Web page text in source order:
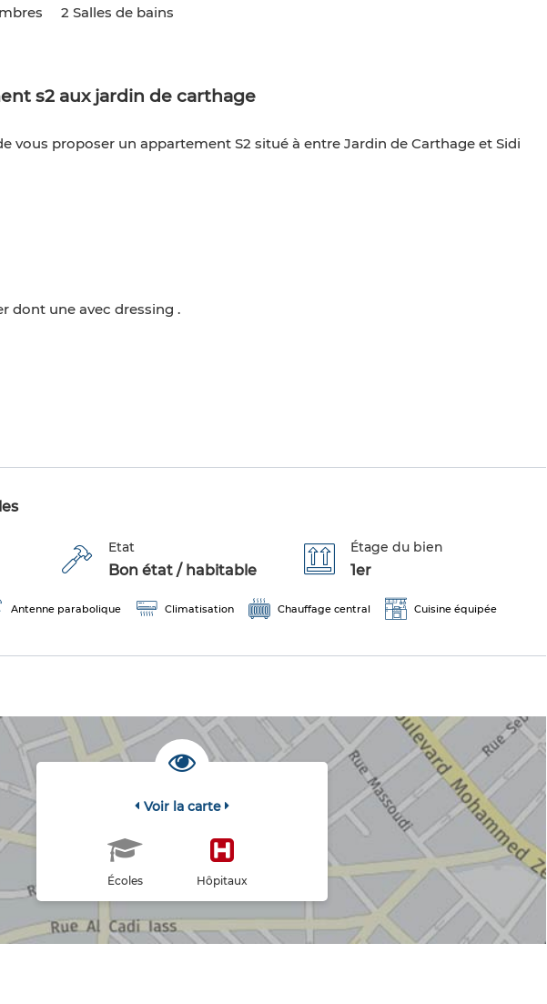
2 Salles de bains
s2 aux jardin de carthage
vous proposer un appartement S2 situé à entre Jardin de Carthage et Sidi
dont une avec dressing .
Etat
Bon état / habitable
Étage du bien
1er
Antenne parabolique Climatisation Chauffage central Cuisine équipée
Voir la carte
Écoles Hôpitaux